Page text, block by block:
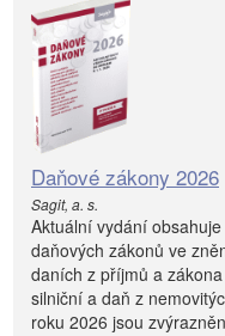
Daňové zákony 2026
Sagit, a. s.
Aktuální vydání
daňových zákonů ve
daních z příjmů a
silniční a daň z
roku 2026 jsou